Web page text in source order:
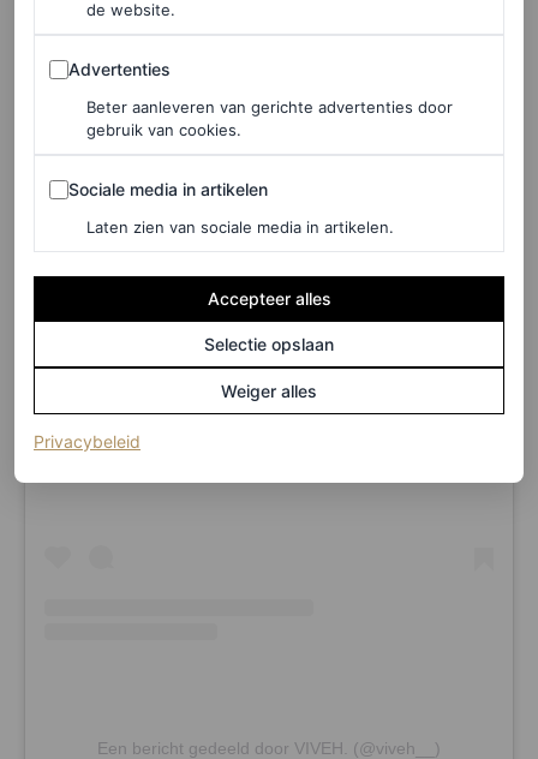
Dit bericht op Instagram bekijken
Een bericht gedeeld door VIVEH. (@viveh__)
de website.
Advertenties
Advertenties
Beter aanleveren van gerichte advertenties door
gebruik van cookies.
Sociale media in artikelen
Sociale media in artikelen
Laten zien van sociale media in artikelen.
Accepteer alles
Selectie opslaan
Weiger alles
Privacybeleid